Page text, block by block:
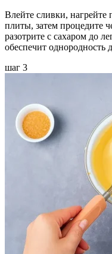
Влейте сливки,
плиты, затем процедите
разотрите с сахаром до
обеспечит однородность
шаг 3